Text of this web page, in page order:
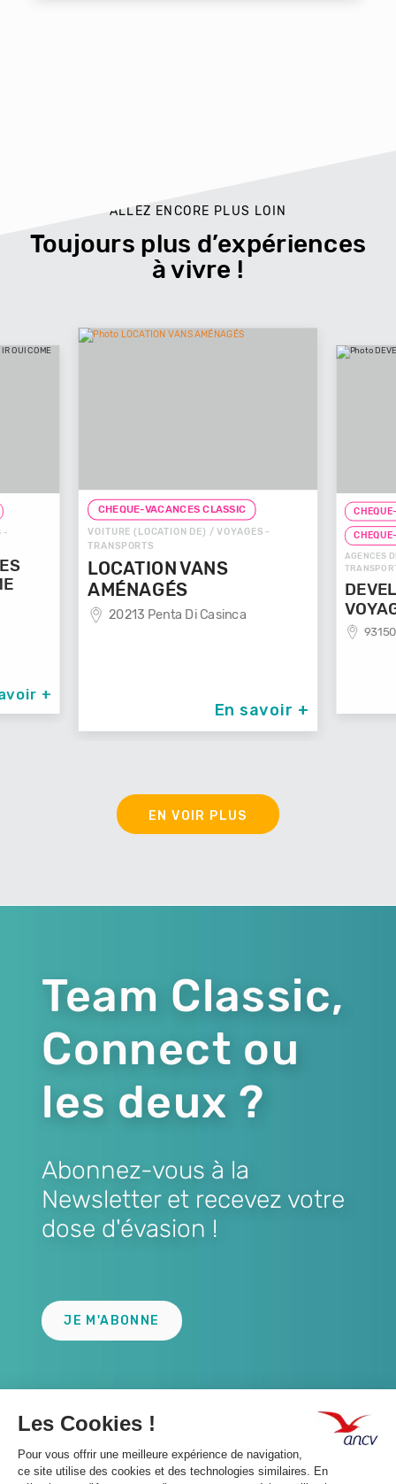
ALLEZ ENCORE PLUS LOIN
Toujours plus d’expériences
à vivre !
-
+
CHEQUE-VACANCES CLASSIC
VOITURE (LOCATION DE) / VOYAGES -
TRANSPORTS
LOCATION VANS
AMÉNAGÉS
20213 Penta Di Casinca
En savoir +
AGENCES
EN VOIR PLUS
Team Classic,
Connect ou
les deux ?
Abonnez-vous à la
Newsletter et recevez votre
dose d'évasion !
JE M'ABONNE